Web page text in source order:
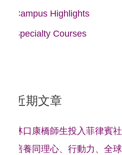
Campus Highlights
Specialty Courses
近期文章
林口康橋師生投入菲律賓
培養同理心、行動力、全